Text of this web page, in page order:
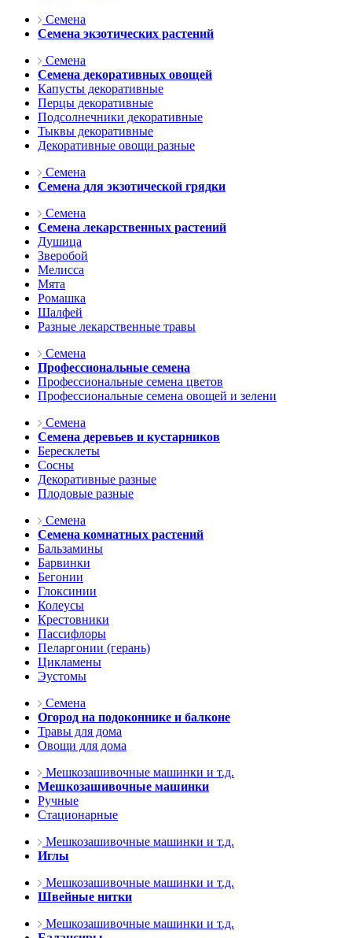
Семена
Семена экзотических растений
Семена
Семена декоративных овощей
Капусты декоративные
Перцы декоративные
Подсолнечники декоративные
Тыквы декоративные
Декоративные овощи разные
Семена
Семена для экзотической грядки
Семена
Семена лекарственных растений
Душица
Зверобой
Мелисса
Мята
Ромашка
Шалфей
Разные лекарственные травы
Семена
Профессиональные семена
Профессиональные семена цветов
Профессиональные семена овощей и зелени
Семена
Семена деревьев и кустарников
Бересклеты
Сосны
Декоративные разные
Плодовые разные
Семена
Семена комнатных растений
Бальзамины
Барвинки
Бегонии
Глоксинии
Колеусы
Крестовники
Пассифлоры
Пеларгонии (герань)
Цикламены
Эустомы
Семена
Огород на подоконнике и балконе
Травы для дома
Овощи для дома
Мешкозашивочные машинки и т.д.
Мешкозашивочные машинки
Ручные
Стационарные
Мешкозашивочные машинки и т.д.
Иглы
Мешкозашивочные машинки и т.д.
Швейные нитки
Мешкозашивочные машинки и т.д.